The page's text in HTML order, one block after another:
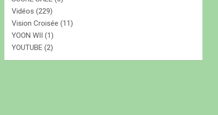
Vidéos (229)
Vision Croisée (11)
YOON WII (1)
YOUTUBE (2)